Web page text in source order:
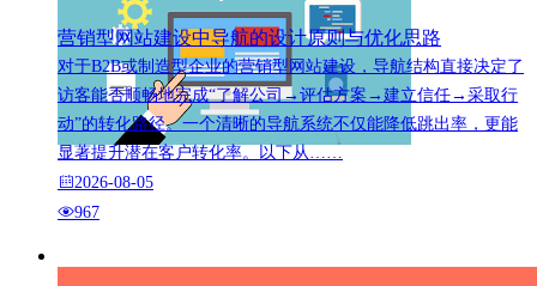
营销型网站建设中导航的设计原则与优化思路
对于B2B或制造型企业的营销型网站建设，导航结构直接决定了
访客能否顺畅地完成“了解公司→评估方案→建立信任→采取行
动”的转化路径。一个清晰的导航系统不仅能降低跳出率，更能
显著提升潜在客户转化率。以下从……
2026-08-05
967